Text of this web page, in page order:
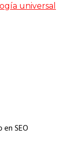
universal
SEO